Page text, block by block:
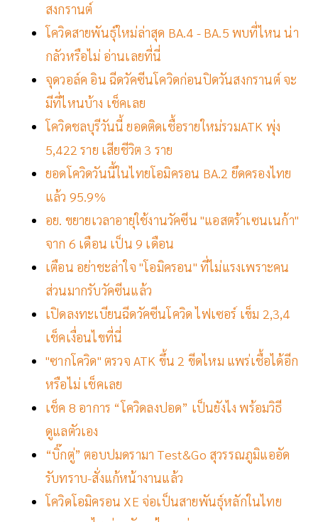
สงกรานต์
โควิดสายพันธุ์ใหม่ล่าสุด BA.4 - BA.5 พบที่ไหน น่า
กลัวหรือไม่ อ่านเลยที่นี่
จุดวอล์ค อิน ฉีดวัคซีนโควิดก่อนปิดวันสงกรานต์ จะ
มีที่ไหนบ้าง เช็คเลย
โควิดชลบุรีวันนี้ ยอดติดเชื้อรายใหม่รวมATK พุ่ง
5,422 ราย เสียชีวิต 3 ราย
ยอดโควิดวันนี้ในไทยโอมิครอน BA.2 ยึดครองไทย
แล้ว 95.9%
อย. ขยายเวลาอายุใช้งานวัคซีน "แอสตร้าเซนเนก้า"
จาก 6 เดือน เป็น 9 เดือน
เตือน อย่าชะล่าใจ "โอมิครอน" ที่ไม่แรงเพราะคน
ส่วนมากรับวัคซีนแล้ว
เปิดลงทะเบียนฉีดวัคซีนโควิด ไฟเซอร์ เข็ม 2,3,4
เช็คเงื่อนไขที่นี่
"ซากโควิด" ตรวจ ATK ขึ้น 2 ขีดไหม แพร่เชื้อได้อีก
หรือไม่ เช็คเลย
เช็ค 8 อาการ “โควิดลงปอด” เป็นยังไง พร้อมวิธี
ดูแลตัวเอง
“บิ๊กตู่” ตอบปมดรามา Test&Go สุวรรณภูมิแออัด
รับทราบ-สั่งแก้หน้างานแล้ว
โควิดโอมิครอน XE จ่อเป็นสายพันธุ์หลักในไทย